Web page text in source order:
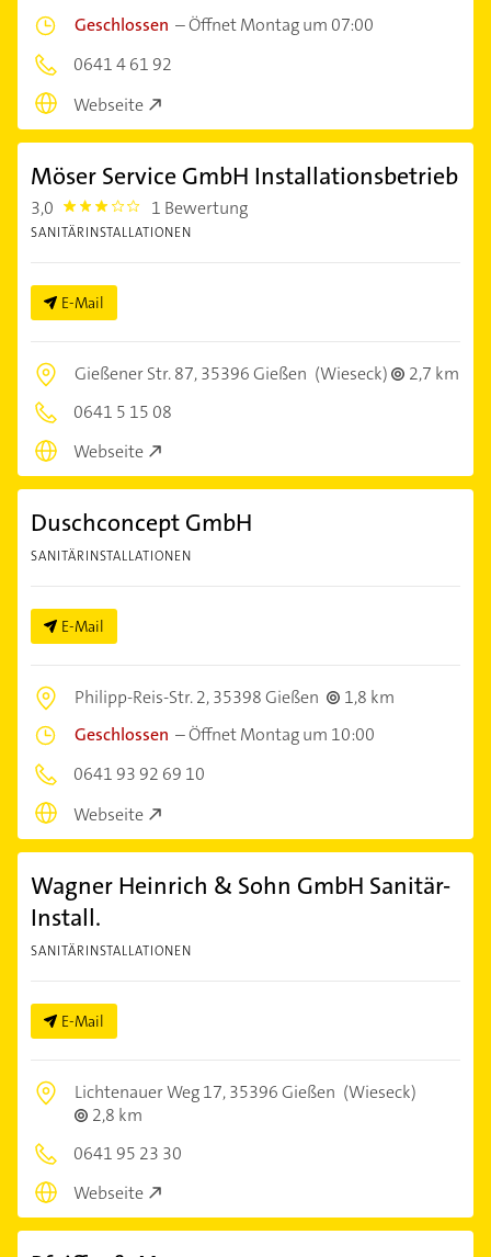
Geschlossen –Öffnet Montag um 07:00
0641 4 61 92
Webseite
Möser Service GmbH Installationsbetrieb
3,0 3.0 1 Bewertung
SANITÄRINSTALLATIONEN
E-Mail
Gießener Str. 87,35396 Gießen (Wieseck)
2,7 km
0641 5 15 08
Webseite
Duschconcept GmbH
SANITÄRINSTALLATIONEN
E-Mail
Philipp-Reis-Str. 2,35398 Gießen
1,8 km
Geschlossen –Öffnet Montag um 10:00
0641 93 92 69 10
Webseite
Wagner Heinrich & Sohn GmbH Sanitär-
Install.
SANITÄRINSTALLATIONEN
E-Mail
Lichtenauer Weg 17,35396 Gießen (Wieseck)
2,8 km
0641 95 23 30
Webseite